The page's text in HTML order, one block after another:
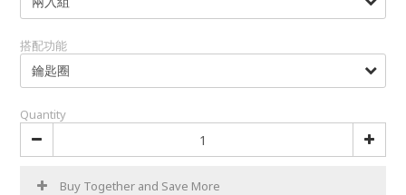
搭配功能
Quantity
Buy Together and Save More